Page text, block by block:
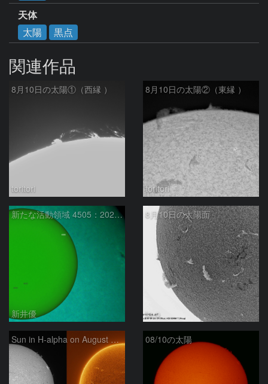
天体
太陽
黒点
関連作品
8月10日の太陽①（西縁 ）
toritori
8月10日の太陽②（東縁 ）
toritori
新たな活動領域 4505：2026/08/10
新井優
8月10日の太陽面
ta-o
Sun in H-alpha on August 10, 2026 08/10の太陽